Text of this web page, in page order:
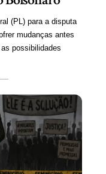
(PL) para a disputa
mudanças antes
possibilidades